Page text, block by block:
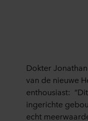
Dokter Jonathan
van de nieuwe
enthousiast: “Dit
ingerichte
echt